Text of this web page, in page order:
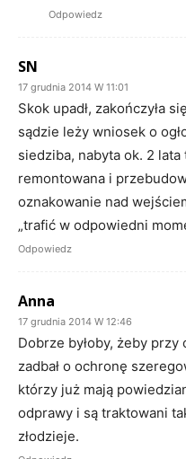
Odpowiedz
SN
17 grudnia 2014 W 11:01
Skok upadł, zakończyła
sądzie leży wniosek o
siedziba, nabyta ok. 2
remontowana i
oznakowanie nad
„trafić w odpowiedni
Odpowiedz
Anna
17 grudnia 2014 W 12:46
Dobrze byłoby, żeby
zadbał o ochronę
którzy już mają
odprawy i są traktowani
złodzieje.